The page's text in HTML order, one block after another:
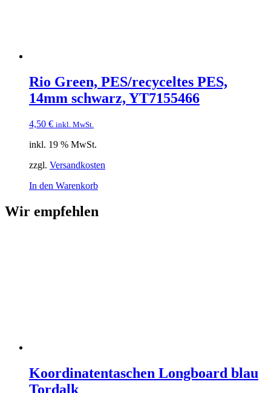
Rio Green, PES/recyceltes PES,
14mm schwarz, YT7155466
4,50 € inkl. MwSt.
inkl. 19 % MwSt.
zzgl. Versandkosten
In den Warenkorb
Wir empfehlen
Koordinatentaschen Longboard blau
Tordalk